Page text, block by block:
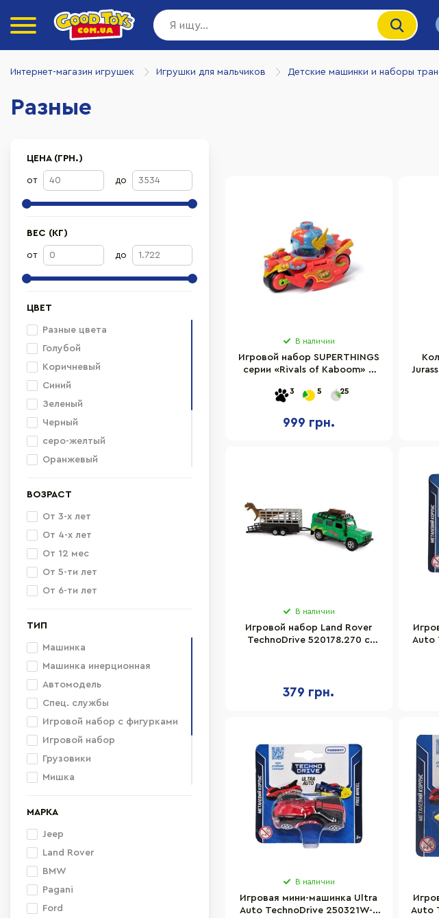
Интернет-магазин игрушек Игрушки для мальчиков Детские машинки и наборы
Разные
ЦЕНА (ГРН.)
от до
ВЕС (КГ)
от до
ЦВЕТ
Разные цвета
Голубой
Коричневый
Синий
Зеленый
Черный
серо-желтый
Оранжевый
Красный
Серый
Желтый
Белый
ВОЗРАСТ
От 3-х лет
От 4-х лет
От 12 мес
От 5-ти лет
От 6-ти лет
ТИП
Машинка
Машинка инерционная
Автомодель
Спец. службы
Игровой набор с фигурками
Игровой набор
Грузовики
Мишка
Фигурка героев
Развивающая игрушка
Поезд
МАРКА
Jeep
Land Rover
BMW
Pagani
Ford
В наличии
Игровой набор SUPERTHINGS
серии «Rivals of Kaboom» –
PSTSP112IN60
3 5 25
999 грн.
В наличии
Игровой набор Land Rover
TechnoDrive 520178.270 с
379 грн.
Auto
В наличии
Игровая мини-машинка Ultra
Auto TechnoDrive 250321W-9
Auto